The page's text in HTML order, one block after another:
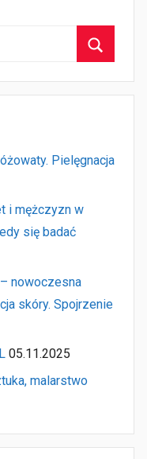
Pielęgnacja
i mężczyzn w
się badać
nowoczesna
skóry. Spojrzenie
05.11.2025
malarstwo